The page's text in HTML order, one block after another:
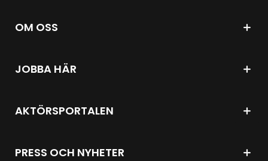
OM OSS
JOBBA HÄR
AKTÖRSPORTALEN
PRESS OCH NYHETER